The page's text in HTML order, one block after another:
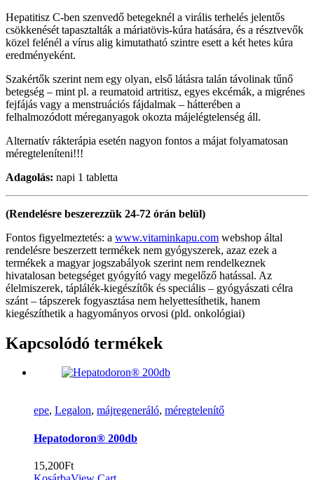
Hepatitisz C-ben szenvedő betegeknél a virális terhelés jelentős
csökkenését tapasztalták a máriatövis-kúra hatására, és a résztvevők
közel felénél a vírus alig kimutatható szintre esett a két hetes kúra
eredményeként.
Szakértők szerint nem egy olyan, első látásra talán távolinak tűnő
betegség – mint pl. a reumatoid artritisz, egyes ekcémák, a migrénes
fejfájás vagy a menstruációs fájdalmak – hátterében a
felhalmozódott méreganyagok okozta májelégtelenség áll.
Alternatív rákterápia esetén nagyon fontos a májat folyamatosan
méregteleníteni!!!
Adagolás: napi 1 tabletta
(Rendelésre beszerezzük 24-72 órán belül)
Fontos figyelmeztetés: a www.vitaminkapu.com webshop által
rendelésre beszerzett termékek nem gyógyszerek, azaz ezek a
termékek a magyar jogszabályok szerint nem rendelkeznek
hivatalosan betegséget gyógyító vagy megelőző hatással. Az
élelmiszerek, táplálék-kiegészítők és speciális – gyógyászati célra
szánt – tápszerek fogyasztása nem helyettesíthetik, hanem
kiegészíthetik a hagyományos orvosi (pld. onkológiai)
Kapcsolódó termékek
epe, Legalon, májregeneráló, méregtelenítő
Hepatodoron® 200db
15,200Ft